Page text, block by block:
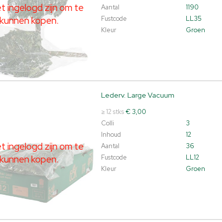
ingelogd zijn om te
kunnen kopen.
Aantal
1190
Fustcode
LL35
Kleur
Groen
ingelogd zijn om te
kunnen kopen.
Lederv. Large Vacuum
≥ 12 stks€ 3,00
Colli
3
Inhoud
12
Aantal
36
Fustcode
LL12
Kleur
Groen
ingelogd zijn om te kunnen kopen.Klik hier om in te loggen.